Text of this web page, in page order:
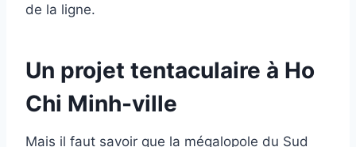
de la ligne.
Un projet tentaculaire à Ho
Chi Minh-ville
Mais il faut savoir que la mégalopole du Sud